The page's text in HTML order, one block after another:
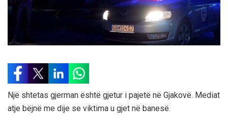
Një shtetas gjerman është gjetur i pajetë në Gjakovë. Mediat
atje bëjnë me dije se viktima u gjet në banesë.